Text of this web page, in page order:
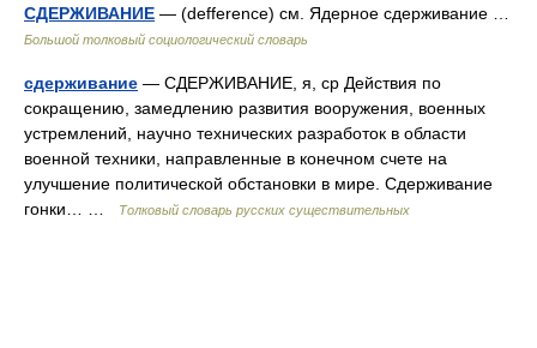
СДЕРЖИВАНИЕ — (defference) см. Ядерное сдерживание …
Большой толковый социологический словарь
сдерживание — СДЕРЖИВАНИЕ, я, ср Действия по
сокращению, замедлению развития вооружения, военных
устремлений, научно технических разработок в области
военной техники, направленные в конечном счете на
улучшение политической обстановки в мире. Сдерживание
гонки… …
Толковый словарь русских существительных